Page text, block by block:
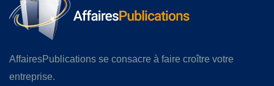
AffairesPublications se consacre à faire croître votre
entreprise.